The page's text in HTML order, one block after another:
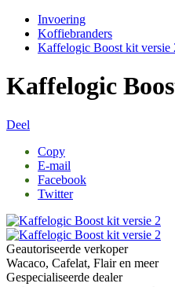
Invoering
Koffiebranders
Kaffelogic Boost kit versie
Kaffelogic
Deel
Copy
E-mail
Facebook
Twitter
Geautoriseerde verkoper
Wacaco, Cafelat, Flair en meer
Gespecialiseerde dealer